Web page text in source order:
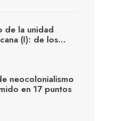
de la unidad
(I): de los…
neocolonialismo
en 17 puntos